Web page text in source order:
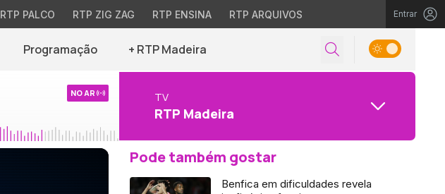
RTP PALCO RTP ZIG ZAG RTP ENSINA RTP ARQUIVOS Entrar
Programação + RTP Madeira
NO AR TV
RTP Madeira
Pode também gostar
Benfica em dificuldades revela